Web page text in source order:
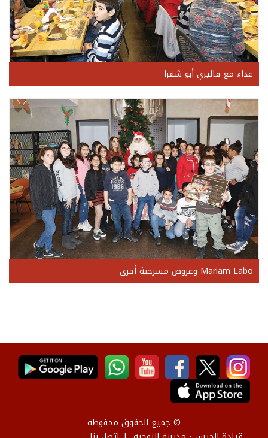
غداء مع فاليري أبو شقرا
Mariam Labo وعروض مسرحية أخرى
© جميع الحقوق محفوظة